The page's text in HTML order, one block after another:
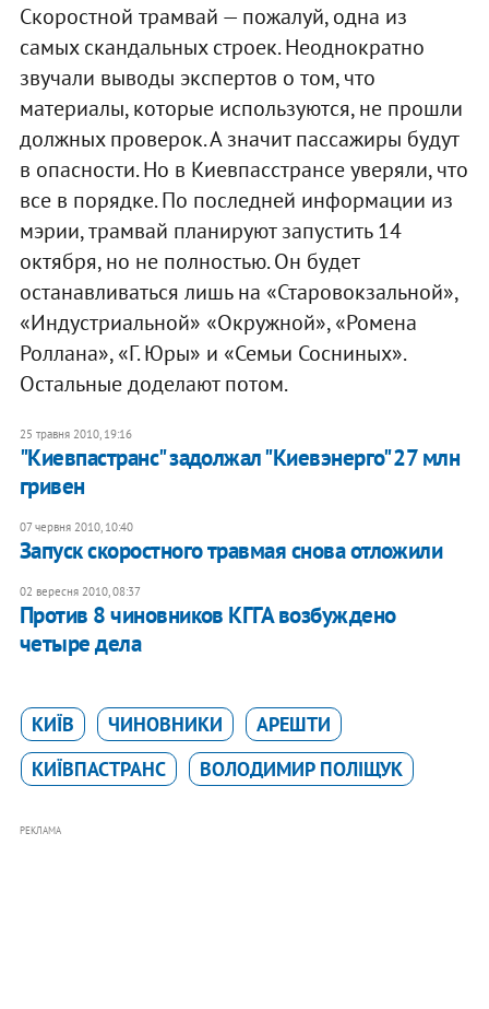
Скоростной трамвай — пожалуй, одна из
самых скандальных строек. Неоднократно
звучали выводы экспертов о том, что
материалы, которые используются, не прошли
должных проверок. А значит пассажиры будут
в опасности. Но в Киевпасстрансе уверяли, что
все в порядке. По последней информации из
мэрии, трамвай планируют запустить 14
октября, но не полностью. Он будет
останавливаться лишь на «Старовокзальной»,
«Индустриальной» «Окружной», «Ромена
Роллана», «Г. Юры» и «Семьи Сосниных».
Остальные доделают потом.
25 травня 2010, 19:16
"Киевпастранс" задолжал "Киевэнерго" 27 млн
гривен
07 червня 2010, 10:40
Запуск скоростного травмая снова отложили
02 вересня 2010, 08:37
Против 8 чиновников КГГА возбуждено
четыре дела
КИЇВ ЧИНОВНИКИ
АРЕШТИ
КИЇВПАСТРАНС
ВОЛОДИМИР ПОЛІЩУК
РЕКЛАМА